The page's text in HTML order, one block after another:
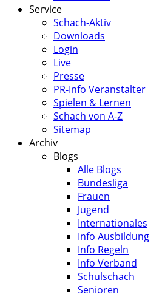
Service
Schach-Aktiv
Downloads
Login
Live
Presse
PR-Info Veranstalter
Spielen & Lernen
Schach von A-Z
Sitemap
Archiv
Blogs
Alle Blogs
Bundesliga
Frauen
Jugend
Internationales
Info Ausbildung
Info Regeln
Info Verband
Schulschach
Senioren